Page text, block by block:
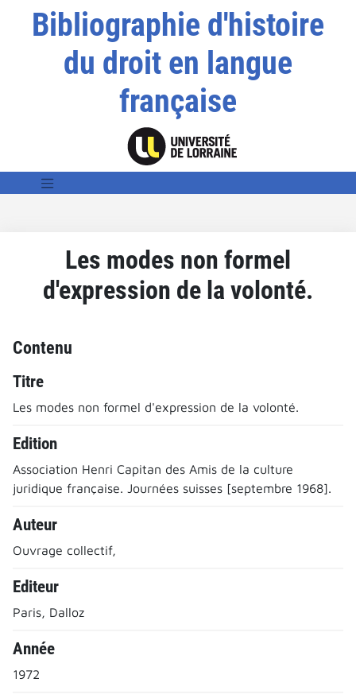
Bibliographie d'histoire
du droit en langue
française
Les modes non formel
d'expression de la volonté.
Contenu
Titre
Les modes non formel d'expression de la volonté.
Edition
Association Henri Capitan des Amis de la culture
juridique française. Journées suisses [septembre 1968].
Auteur
Ouvrage collectif,
Editeur
Paris, Dalloz
Année
1972